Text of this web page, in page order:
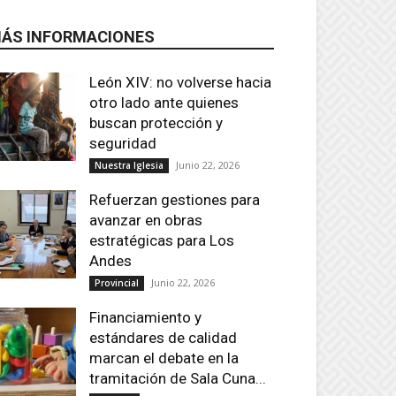
INFORMACIONES
León XIV: no volverse hacia
otro lado ante quienes
buscan protección y
seguridad
Nuestra Iglesia Junio 22, 2026
Refuerzan gestiones para
avanzar en obras
estratégicas para Los
Andes
Provincial Junio 22, 2026
Financiamiento y
estándares de calidad
marcan el debate en la
tramitación de Sala Cuna...